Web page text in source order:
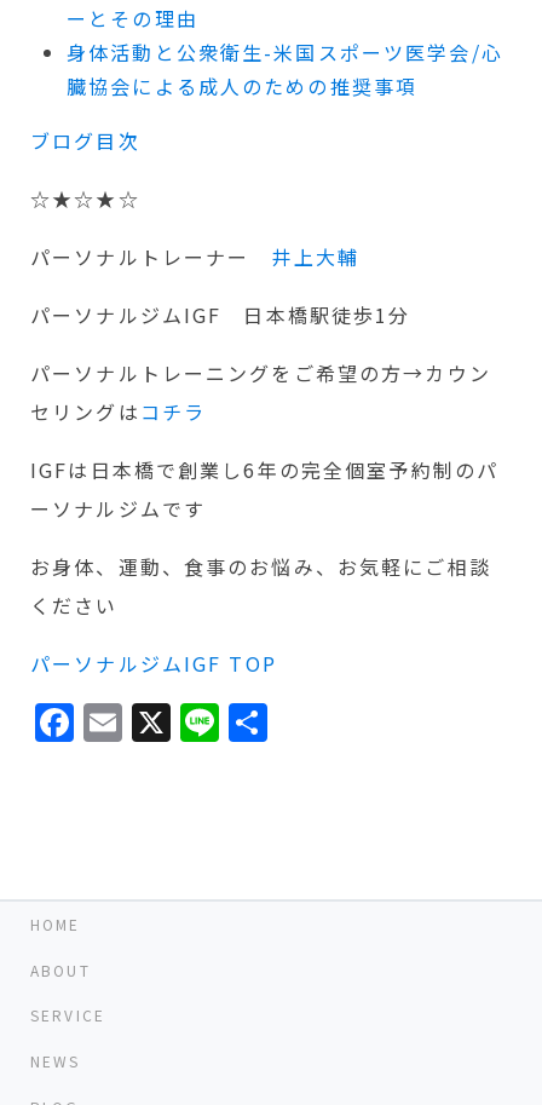
ーとその理由
身体活動と公衆衛生-米国スポーツ医学会/心
臓協会による成人のための推奨事項
ブログ目次
☆★☆★☆
パーソナルトレーナー 井上大輔
パーソナルジムIGF 日本橋駅徒歩1分
パーソナルトレーニングをご希望の方→カウン
セリングは コチラ
IGFは日本橋で創業し6年の完全個室予約制のパ
ーソナルジムです
お身体、運動、食事のお悩み、お気軽にご相談
ください
パーソナルジムIGF TOP
Facebook
Email
X Line
HOME
ABOUT
SERVICE
NEWS